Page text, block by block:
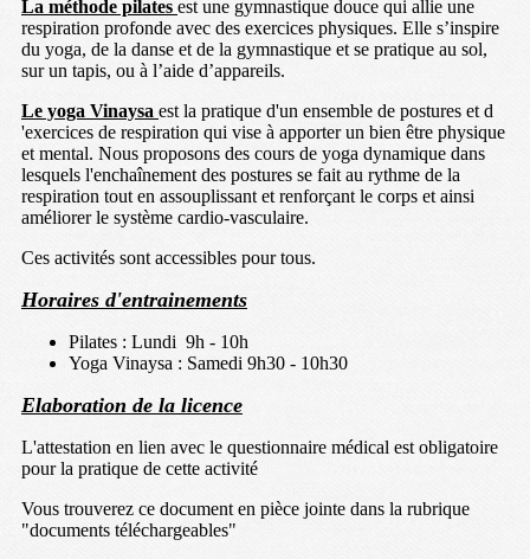
La méthode pilates est une gymnastique douce qui allie une
respiration profonde avec des exercices physiques. Elle s’inspire
du yoga, de la danse et de la gymnastique et se pratique au sol,
sur un tapis, ou à l’aide d’appareils.
Le yoga Vinaysa est la pratique d'un ensemble de postures et d
'exercices de respiration qui vise à apporter un bien être physique
et mental. Nous proposons des cours de yoga dynamique dans
lesquels l'enchaînement des postures se fait au rythme de la
respiration tout en assouplissant et renforçant le corps et ainsi
améliorer le système cardio-vasculaire.
Ces activités sont accessibles pour tous.
Horaires d'entrainements
Pilates : Lundi 9h - 10h
Yoga Vinaysa : Samedi 9h30 - 10h30
Elaboration de la licence
L'attestation en lien avec le questionnaire médical est obligatoire
pour la pratique de cette activité
Vous trouverez ce document en pièce jointe dans la rubrique
"documents téléchargeables"